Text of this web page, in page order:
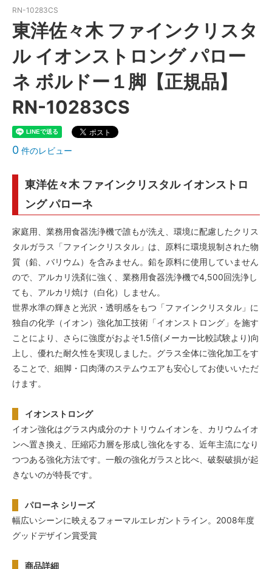
RN-10283CS
東洋佐々木 ファインクリスタ
ル イオンストロング パロー
ネ ボルドー１脚【正規品】
RN-10283CS
0 件のレビュー
東洋佐々木 ファインクリスタル イオンストロ
ング パローネ
家庭用、業務用食器洗浄機で誰もが洗え、環境に配慮したクリス
タルガラス「ファインクリスタル」は、原料に環境規制された物
質（鉛、バリウム）を含みません。鉛を原料に使用していません
ので、アルカリ洗剤に強く、業務用食器洗浄機で4,500回洗浄し
ても、アルカリ焼け（白化）しません。
世界水準の輝きと光沢・透明感をもつ「ファインクリスタル」に
独自の化学（イオン）強化加工技術「イオンストロング」を施す
ことにより、さらに強度がおよそ1.5倍(メーカー比較試験より)向
上し、優れた耐久性を実現しました。グラス全体に強化加工をす
ることで、細脚・口肉薄のステムウエアも安心してお使いいただ
けます。
イオンストロング
イオン強化はグラス内成分のナトリウムイオンを、カリウムイオ
ンへ置き換え、圧縮応力層を形成し強化をする、近年主流になり
つつある強化方法です。一般の強化ガラスと比べ、破裂破損が起
きないのが特長です。
パローネ シリーズ
幅広いシーンに映えるフォーマルエレガントライン。2008年度
グッドデザイン賞受賞
商品詳細